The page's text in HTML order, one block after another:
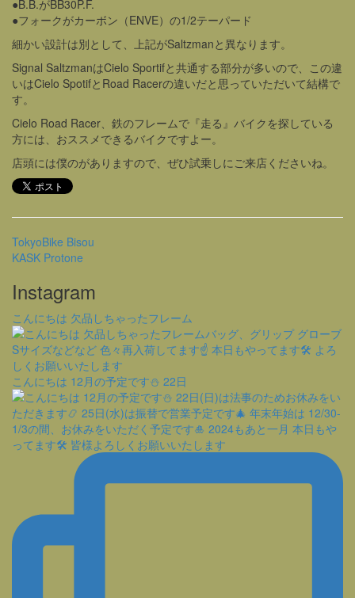
●B.B.がBB30P.F.
●フォークがカーボン（ENVE）の1/2テーパード
細かい設計は別として、上記がSaltzmanと異なります。
Signal SaltzmanはCielo Sportifと共通する部分が多いので、この違
いはCielo SpotifとRoad Racerの違いだと思っていただいて結構で
す。
Cielo Road Racer、鉄のフレームで『走る』バイクを探している
方には、おススメできるバイクですよー。
店頭には僕のがありますので、ぜひ試乗しにご来店くださいね。
TokyoBike Bisou
KASK Protone
Instagram
こんにちは 欠品しちゃったフレーム
こんにちは 12月の予定です⛄️ 22日